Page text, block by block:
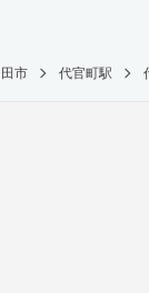
市 代官町駅